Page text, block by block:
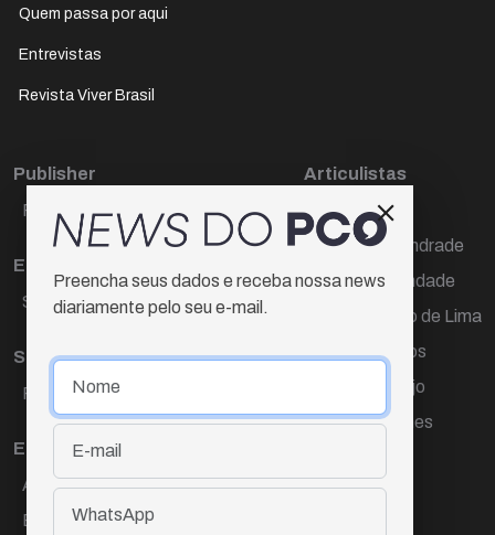
Quem passa por aqui
Entrevistas
Revista Viver Brasil
Publisher
Paulo Cesar de Oliveira
Editora Chefe
Sueli Cotta
Sub-editora
Raquel Ayres
Equipe
Ana Lúcia Cortez
Eliane Hardy
Articulistas
Décio Freire
Dr Marcos Andrade
Hamilton Trindade
Igor Carvalho de Lima
Mario Campos
Renata Araújo
Wagner Gomes
Preencha seus dados e receba nossa news
diariamente pelo seu e-mail.